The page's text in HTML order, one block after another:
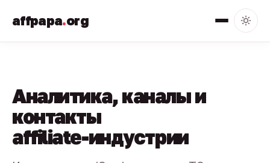
affpapa.org
Аналитика, каналы и
контакты
affiliate-индустрии